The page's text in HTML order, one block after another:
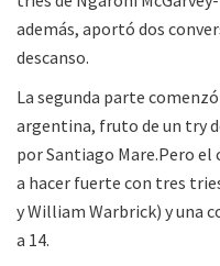
además, aportó dos
descanso.
La segunda parte
argentina, fruto de un try
por Santiago Mare.Pero
a hacer fuerte con tres
y William Warbrick) y una
a 14.